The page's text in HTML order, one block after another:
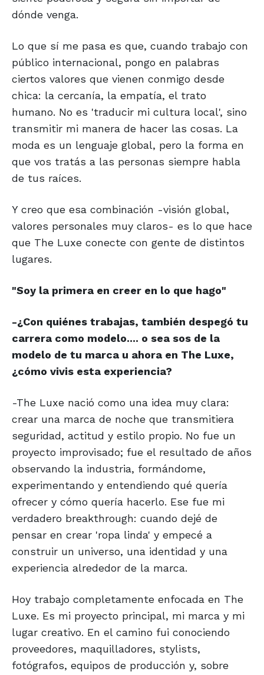
dónde venga.
Lo que sí me pasa es que, cuando trabajo con
público internacional, pongo en palabras
ciertos valores que vienen conmigo desde
chica: la cercanía, la empatía, el trato
humano. No es 'traducir mi cultura local', sino
transmitir mi manera de hacer las cosas. La
moda es un lenguaje global, pero la forma en
que vos tratás a las personas siempre habla
de tus raíces.
Y creo que esa combinación -visión global,
valores personales muy claros- es lo que hace
que The Luxe conecte con gente de distintos
lugares.
"Soy la primera en creer en lo que hago"
-¿Con quiénes trabajas, también despegó tu
carrera como modelo.... o sea sos de la
modelo de tu marca u ahora en The Luxe,
¿cómo vivis esta experiencia?
-The Luxe nació como una idea muy clara:
crear una marca de noche que transmitiera
seguridad, actitud y estilo propio. No fue un
proyecto improvisado; fue el resultado de años
observando la industria, formándome,
experimentando y entendiendo qué quería
ofrecer y cómo quería hacerlo. Ese fue mi
verdadero breakthrough: cuando dejé de
pensar en crear 'ropa linda' y empecé a
construir un universo, una identidad y una
experiencia alrededor de la marca.
Hoy trabajo completamente enfocada en The
Luxe. Es mi proyecto principal, mi marca y mi
lugar creativo. En el camino fui conociendo
proveedores, maquilladores, stylists,
fotógrafos, equipos de producción y, sobre